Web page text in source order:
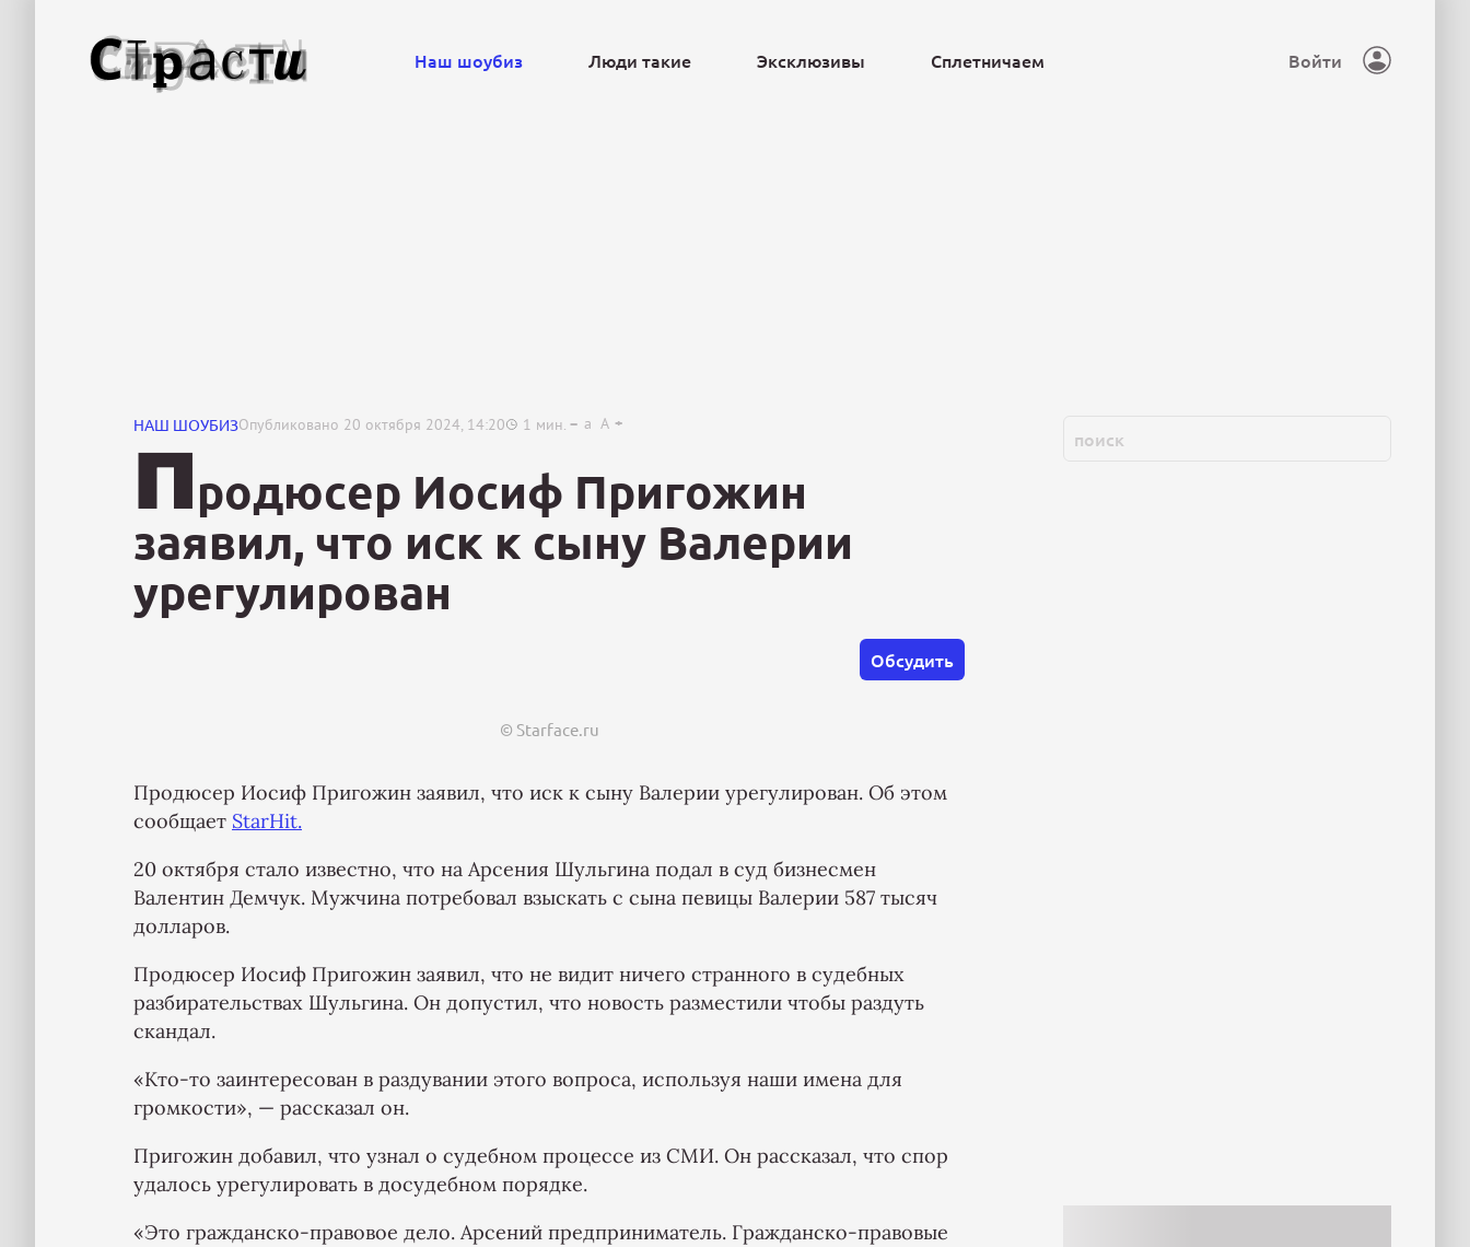
Наш шоубиз Люди такие Эксклюзивы Сплетничаем Войти
НАШ ШОУБИЗОпубликовано 20 октября 2024, 14:20 1 мин. a A
Продюсер Иосиф Пригожин
заявил, что иск к сыну Валерии
урегулирован
Обсудить
© Starface.ru
Продюсер Иосиф Пригожин заявил, что иск к сыну Валерии урегулирован. Об этом
сообщает StarHit.
20 октября стало известно, что на Арсения Шульгина подал в суд бизнесмен
Валентин Демчук. Мужчина потребовал взыскать с сына певицы Валерии 587 тысяч
долларов.
Продюсер Иосиф Пригожин заявил, что не видит ничего странного в судебных
разбирательствах Шульгина. Он допустил, что новость разместили чтобы раздуть
скандал.
«Кто-то заинтересован в раздувании этого вопроса, используя наши имена для
громкости», — рассказал он.
Пригожин добавил, что узнал о судебном процессе из СМИ. Он рассказал, что спор
удалось урегулировать в досудебном порядке.
«Это гражданско-правовое дело. Арсений предприниматель. Гражданско-правовые